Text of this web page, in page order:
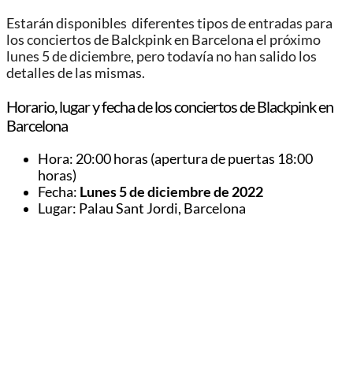
Estarán disponibles diferentes tipos de entradas para
los conciertos de Balckpink en Barcelona el próximo
lunes 5 de diciembre, pero todavía no han salido los
detalles de las mismas.
Horario, lugar y fecha de los conciertos de Blackpink en
Barcelona
Hora: 20:00 horas (apertura de puertas 18:00
horas)
Fecha: Lunes 5 de diciembre de 2022
Lugar: Palau Sant Jordi, Barcelona